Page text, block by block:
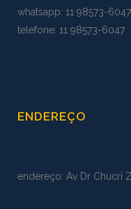
whatsapp: 11 98573-6047
telefone: 11 98573-6047
ENDEREÇO
endereço: Av Dr Chucri